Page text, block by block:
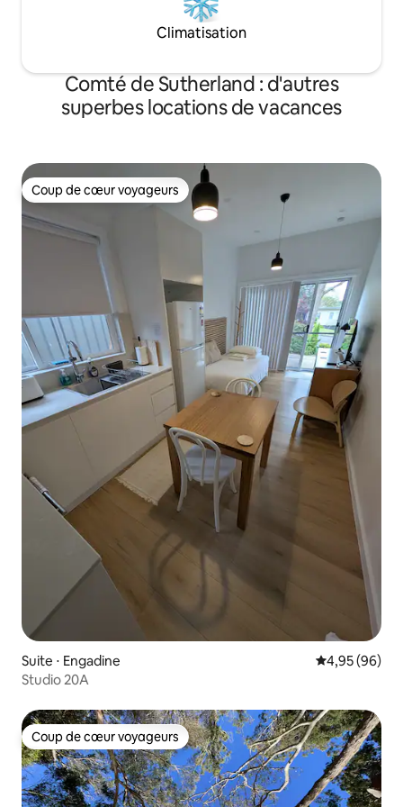
Climatisation
Comté de Sutherland : d'autres
superbes locations de vacances
Coup de cœur voyageurs
Coup de cœur voyageurs
Suite ⋅ Engadine Évaluation
4,95 (96)
Studio 20A
Coup de cœur voyageurs
Coup de cœur voyageurs